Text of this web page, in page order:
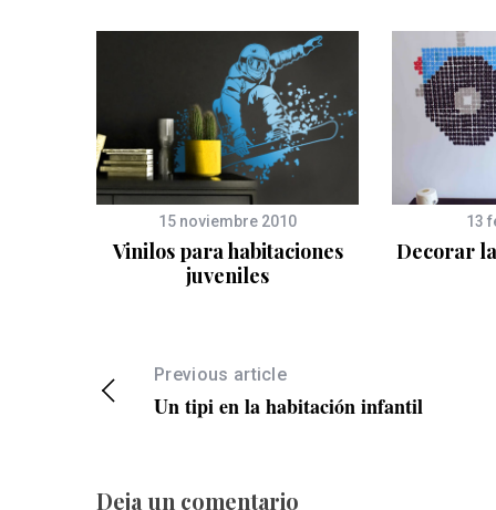
15 noviembre 2010
Vinilos para habitaciones
juveniles
13
Decorar
Previous article
Un tipi en la habitación infantil
Deja un comentario